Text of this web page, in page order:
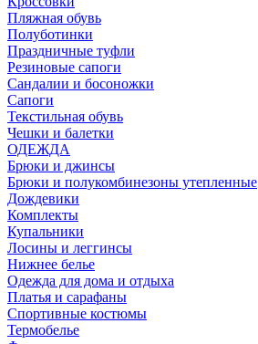
Пляжная обувь
Полуботинки
Праздничные туфли
Резиновые сапоги
Сандалии и босоножки
Сапоги
Текстильная обувь
Чешки и балетки
ОДЕЖДА
Брюки и джинсы
Брюки и полукомбинезоны утепленные
Дождевики
Комплекты
Купальники
Лосины и леггинсы
Нижнее белье
Одежда для дома и отдыха
Платья и сарафаны
Спортивные костюмы
Термобелье